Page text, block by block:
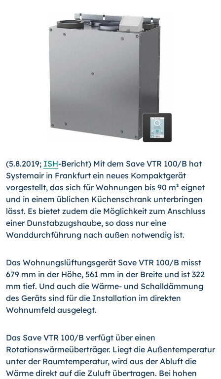
(5.8.2019; ISH-Bericht) Mit dem Save VTR 100/B hat
Systemair in Frankfurt ein neues Kompaktgerät
vorgestellt, das sich für Wohnungen bis 90 m² eignet
und in einem üblichen Küchenschrank unterbringen
lässt. Es bietet zudem die Möglichkeit zum Anschluss
einer Dunstabzugshaube, so dass nur eine
Wanddurchführung nach außen notwendig ist.
Das Wohnungslüftungsgerät Save VTR 100/B misst
679 mm in der Höhe, 561 mm in der Breite und ist 322
mm tief. Und auch die Wärme- und Schalldämmung
des Geräts sind für die Installation im direkten
Wohnumfeld ausgelegt.
Das Save VTR 100/B verfügt über einen
Rotationswärmeüberträger. Liegt die Außentemperatur
unter der Raumtemperatur, wird aus der Abluft die
Wärme direkt auf die Zuluft übertragen. Bei hohen